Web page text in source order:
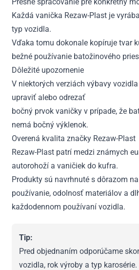
Každá vanička Rezaw-Plast je
typ vozidla.
Vďaka tomu dokonale kopíruje tvar
bežné používanie batožinového
Dôležité upozornenie
V niektorých verziách výbavy
upraviť alebo odrezať
bočný prvok vaničky v prípade, že
nemá bočný výklenok.
Overená kvalita značky Rezaw-Plast
Rezaw-Plast patrí medzi známych
autorohoží a vaničiek do kufra.
Produkty sú navrhnuté s dôrazom
používanie, odolnosť materiálov a
každodennom používaní vozidla.
Tip:
Pred objednaním odporúčame
vozidla, rok výroby a typ karosérie.